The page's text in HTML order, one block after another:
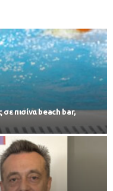
πισίνα beach bar,